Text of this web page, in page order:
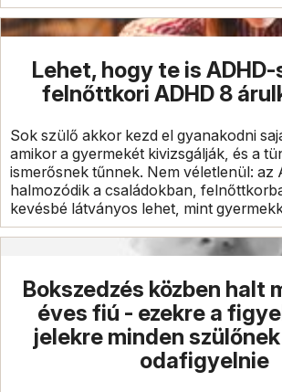
Lehet, hogy te is
felnőttkori ADHD 8
Sok szülő akkor kezd el gyanakodni
amikor a gyermekét kivizsgálják, és a
ismerősnek tűnnek. Nem véletlenül: az
halmozódik a családokban,
kevésbé látványos lehet, mint
Bokszedzés közben halt
éves fiú - ezekre a
jelekre minden
odafigyelnie